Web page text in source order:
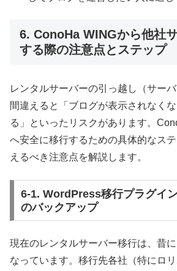
6. ConoHa WINGから他社
する際の注意点とステップ
レンタルサーバーの引っ越し（サー
間違えると「ブログが表示されなく
る」といったリスクがあります。
へ安全に移行するための具体的なス
えるべき注意点を解説します。
6-1. WordPress移行プラグイ
のバックアップ
現在のレンタルサーバー移行は、昔
なっています。移行先各社（特にロ